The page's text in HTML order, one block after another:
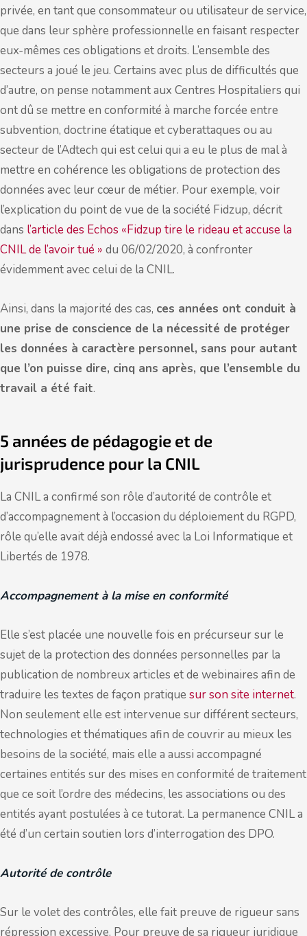
privée, en tant que consommateur ou utilisateur de service,
que dans leur sphère professionnelle en faisant respecter
eux-mêmes ces obligations et droits. L’ensemble des
secteurs a joué le jeu. Certains avec plus de difficultés que
d’autre, on pense notamment aux Centres Hospitaliers qui
ont dû se mettre en conformité à marche forcée entre
subvention, doctrine étatique et cyberattaques ou au
secteur de l’Adtech qui est celui qui a eu le plus de mal à
mettre en cohérence les obligations de protection des
données avec leur cœur de métier. Pour exemple, voir
l’explication du point de vue de la société Fidzup, décrit
dans l’article des Echos «Fidzup tire le rideau et accuse la
CNIL de l’avoir tué » du 06/02/2020, à confronter
évidemment avec celui de la CNIL.
Ainsi, dans la majorité des cas, ces années ont conduit à
une prise de conscience de la nécessité de protéger
les données à caractère personnel, sans pour autant
que l’on puisse dire, cinq ans après, que l’ensemble du
travail a été fait.
5 années de pédagogie et de
jurisprudence pour la CNIL
La CNIL a confirmé son rôle d’autorité de contrôle et
d’accompagnement à l’occasion du déploiement du RGPD,
rôle qu’elle avait déjà endossé avec la Loi Informatique et
Libertés de 1978.
Accompagnement à la mise en conformité
Elle s’est placée une nouvelle fois en précurseur sur le
sujet de la protection des données personnelles par la
publication de nombreux articles et de webinaires afin de
traduire les textes de façon pratique sur son site internet.
Non seulement elle est intervenue sur différent secteurs,
technologies et thématiques afin de couvrir au mieux les
besoins de la société, mais elle a aussi accompagné
certaines entités sur des mises en conformité de traitement
que ce soit l’ordre des médecins, les associations ou des
entités ayant postulées à ce tutorat. La permanence CNIL a
été d’un certain soutien lors d’interrogation des DPO.
Autorité de contrôle
Sur le volet des contrôles, elle fait preuve de rigueur sans
répression excessive. Pour preuve de sa rigueur juridique